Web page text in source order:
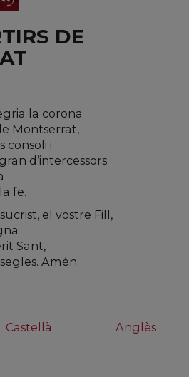
DE
la corona
Montserrat,
consoli i
d’intercessors
fe.
el vostre Fill,
Sant,
Amén.
Castellà Anglès